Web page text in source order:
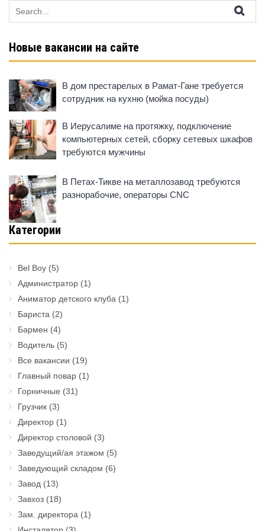
for:
Новые вакансии на сайте
В дом престарелых в Рамат-Гане требуется
сотрудник на кухню (мойка посуды)
В Иерусалиме на протяжку, подключение
компьютерных сетей, сборку сетевых шкафов
требуются мужчины
В Петах-Тикве на металлозавод требуются
разнорабочие, операторы CNC
Категории
Bel Boy (5)
Администратор (1)
Аниматор детского клуба (1)
Бариста (2)
Бармен (4)
Водитель (5)
Все вакансии (19)
Главный повар (1)
Горничные (31)
Грузчик (3)
Директор (1)
Директор столовой (3)
Заведущий/ая этажом (5)
Заведующий складом (6)
Завод (13)
Завхоз (18)
Зам. директора (1)